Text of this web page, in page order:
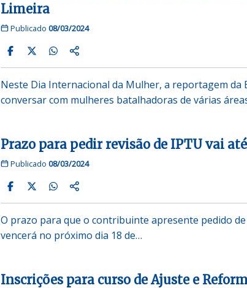
Limeira
Publicado 08/03/2024
Neste Dia Internacional da Mulher, a reportagem da
conversar com mulheres batalhadoras de várias
Prazo para pedir revisão de IPTU vai
Publicado 08/03/2024
O prazo para que o contribuinte apresente pedido
vencerá no próximo dia 18 de…
Inscrições para curso de Ajuste e